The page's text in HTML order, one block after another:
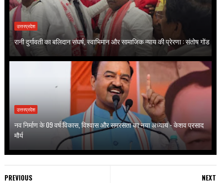
उत्तरप्रदेश
रानी दुर्गावती का बलिदान संघर्ष, स्वाभिमान और सामाजिक न्याय की प्रेरणा : संतोष गोंड
उत्तरप्रदेश
नव निर्माण के 09 वर्ष:विकास, विश्वास और समरसता का नया अध्याय - केशव प्रसाद
मौर्य
NEXT
PREVIOUS